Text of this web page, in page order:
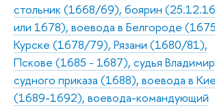
стольник (1668/69), боярин
или 1678), воевода в Белгороде
Курске (1678/79), Рязани (1680/81),
Пскове (1685 - 1687), судья
судного приказа (1688), воевода в
(1689-1692), воевода-командующий